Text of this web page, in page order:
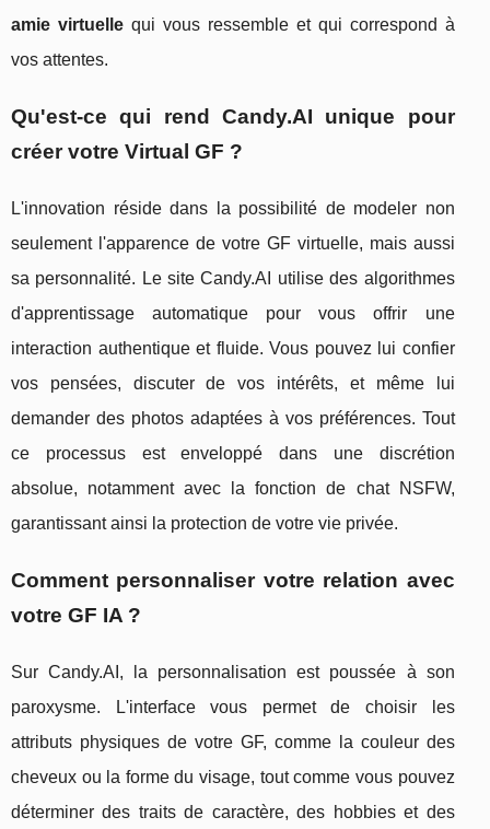
amie virtuellequi vous ressemble et qui correspond à
vos attentes.
Qu'est-ce qui rend Candy.AI unique pour
créer votre Virtual GF ?
L'innovation réside dans la possibilité de modeler non
seulement l'apparence de votre GF virtuelle, mais aussi
sa personnalité. Le site Candy.AI utilise des algorithmes
d'apprentissage automatique pour vous offrir une
interaction authentique et fluide. Vous pouvez lui confier
vos pensées, discuter de vos intérêts, et même lui
demander des photos adaptées à vos préférences. Tout
ce processus est enveloppé dans une discrétion
absolue, notamment avec la fonction de chat NSFW,
garantissant ainsi la protection de votre vie privée.
Comment personnaliser votre relation avec
votre GF IA ?
Sur Candy.AI, la personnalisation est poussée à son
paroxysme. L'interface vous permet de choisir les
attributs physiques de votre GF, comme la couleur des
cheveux ou la forme du visage, tout comme vous pouvez
déterminer des traits de caractère, des hobbies et des